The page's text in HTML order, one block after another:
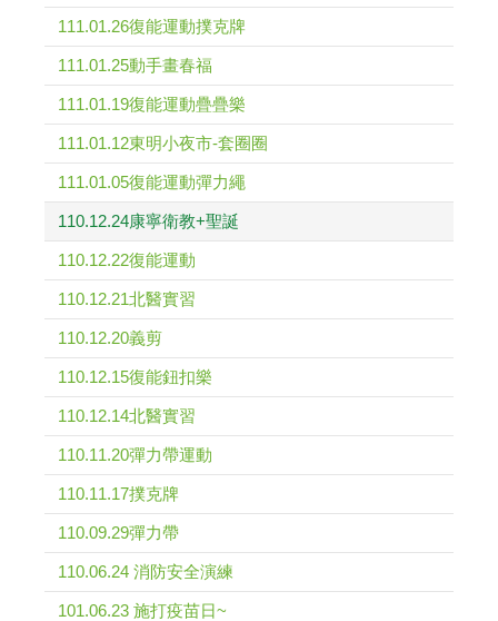
111.01.26復能運動撲克牌
111.01.25動手畫春福
111.01.19復能運動疊疊樂
111.01.12東明小夜市-套圈圈
111.01.05復能運動彈力繩
110.12.24康寧衛教+聖誕
110.12.22復能運動
110.12.21北醫實習
110.12.20義剪
110.12.15復能鈕扣樂
110.12.14北醫實習
110.11.20彈力帶運動
110.11.17撲克牌
110.09.29彈力帶
110.06.24 消防安全演練
101.06.23 施打疫苗日~